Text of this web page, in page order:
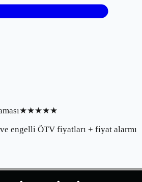
★★★★★
engelli ÖTV fiyatları + fiyat alarmı